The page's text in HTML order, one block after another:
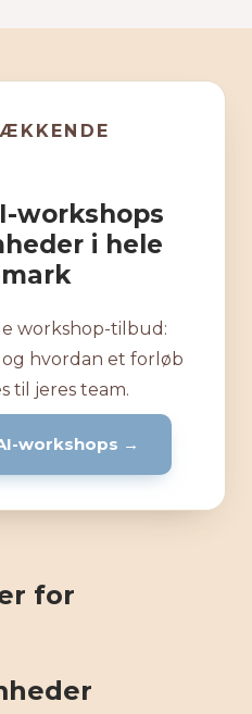
workshops
i hele
workshop-tilbud:
hvordan et forløb
til jeres team.
workshops →
for